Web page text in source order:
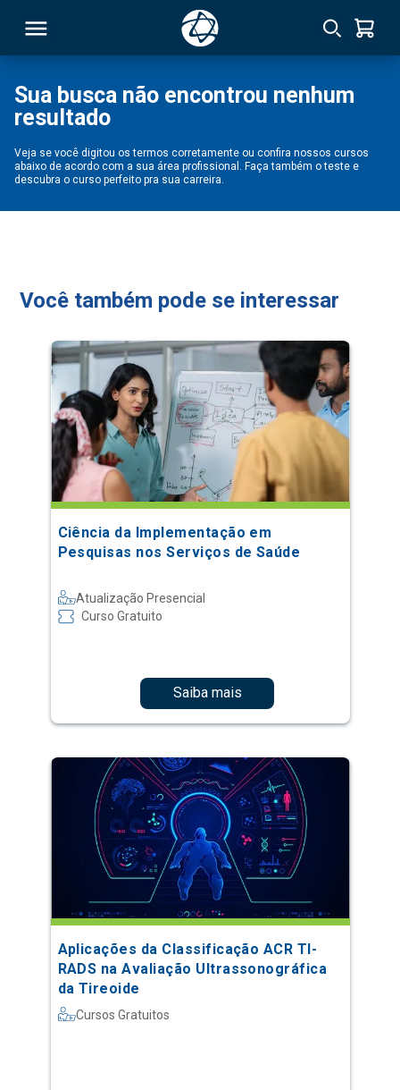
Sua busca não encontrou nenhum
resultado
Veja se você digitou os termos corretamente ou confira nossos cursos
abaixo de acordo com a sua área profissional. Faça também o teste e
descubra o curso perfeito pra sua carreira.
Você também pode se interessar
Ciência da Implementação em
Pesquisas nos Serviços de Saúde
Atualização Presencial
Curso Gratuito
Saiba mais
Aplicações da Classificação ACR TI-
RADS na Avaliação Ultrassonográfica
da Tireoide
Cursos Gratuitos